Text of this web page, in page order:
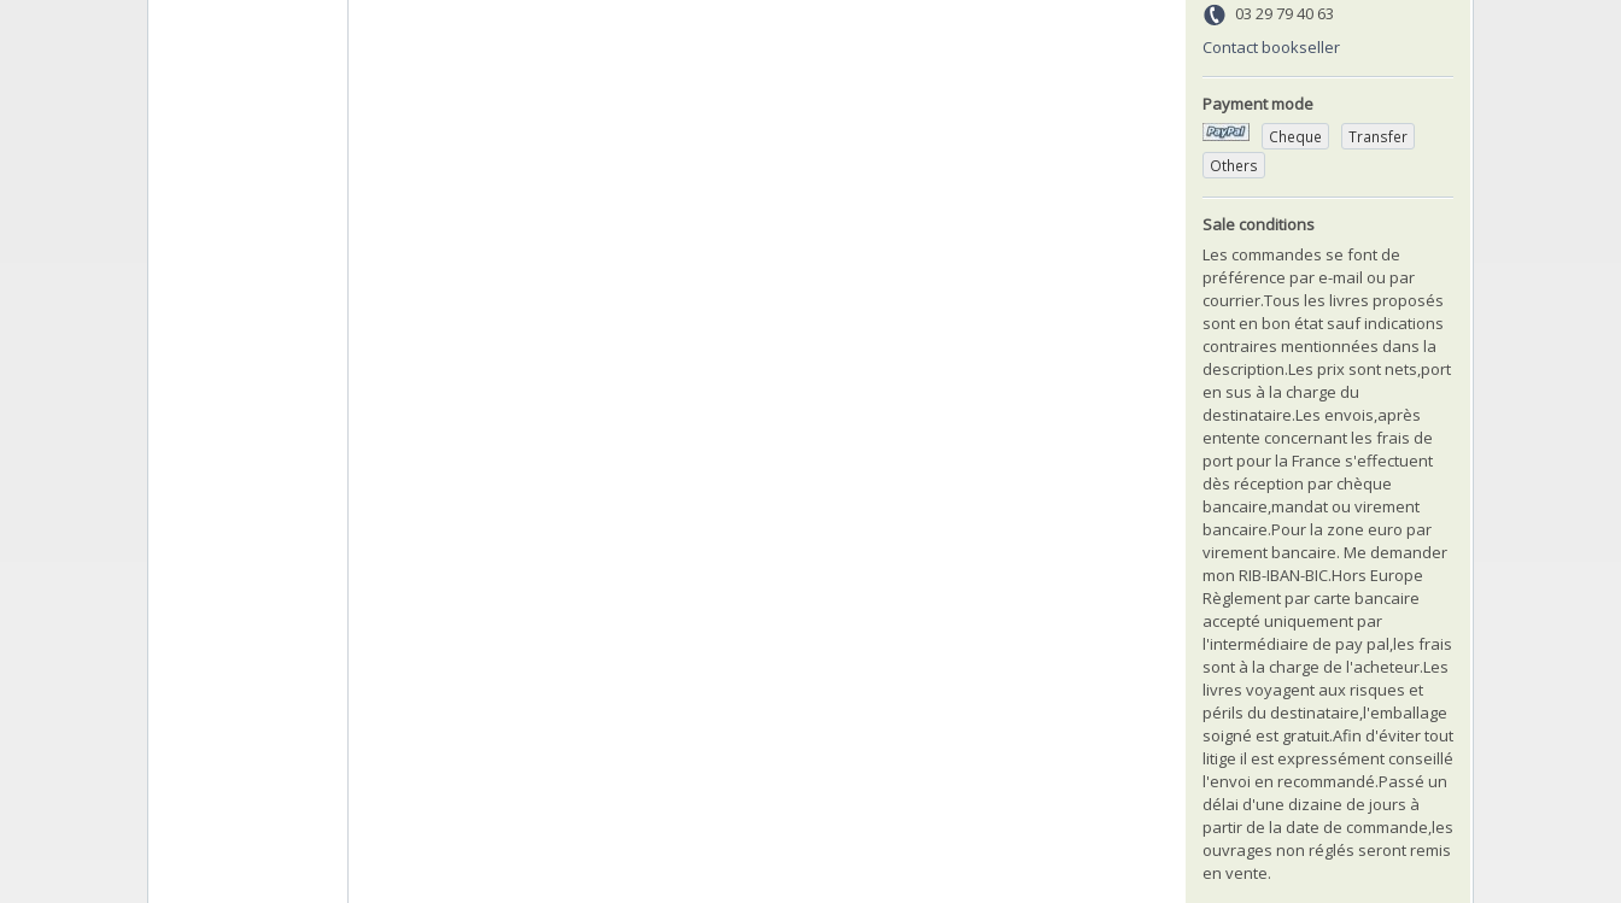
03 29 79 40 63
Contact bookseller
Payment mode
Cheque
Transfer
Others
Sale conditions
Les commandes se font de
préférence par e-mail ou par
courrier.Tous les livres proposés
sont en bon état sauf indications
contraires mentionnées dans la
description.Les prix sont nets,port
en sus à la charge du
destinataire.Les envois,après
entente concernant les frais de
port pour la France s'effectuent
dès réception par chèque
bancaire,mandat ou virement
bancaire.Pour la zone euro par
virement bancaire. Me demander
mon RIB-IBAN-BIC.Hors Europe
Règlement par carte bancaire
accepté uniquement par
l'intermédiaire de pay pal,les frais
sont à la charge de l'acheteur.Les
livres voyagent aux risques et
périls du destinataire,l'emballage
soigné est gratuit.Afin d'éviter tout
litige il est expressément conseillé
l'envoi en recommandé.Passé un
délai d'une dizaine de jours à
partir de la date de commande,les
ouvrages non réglés seront remis
en vente.